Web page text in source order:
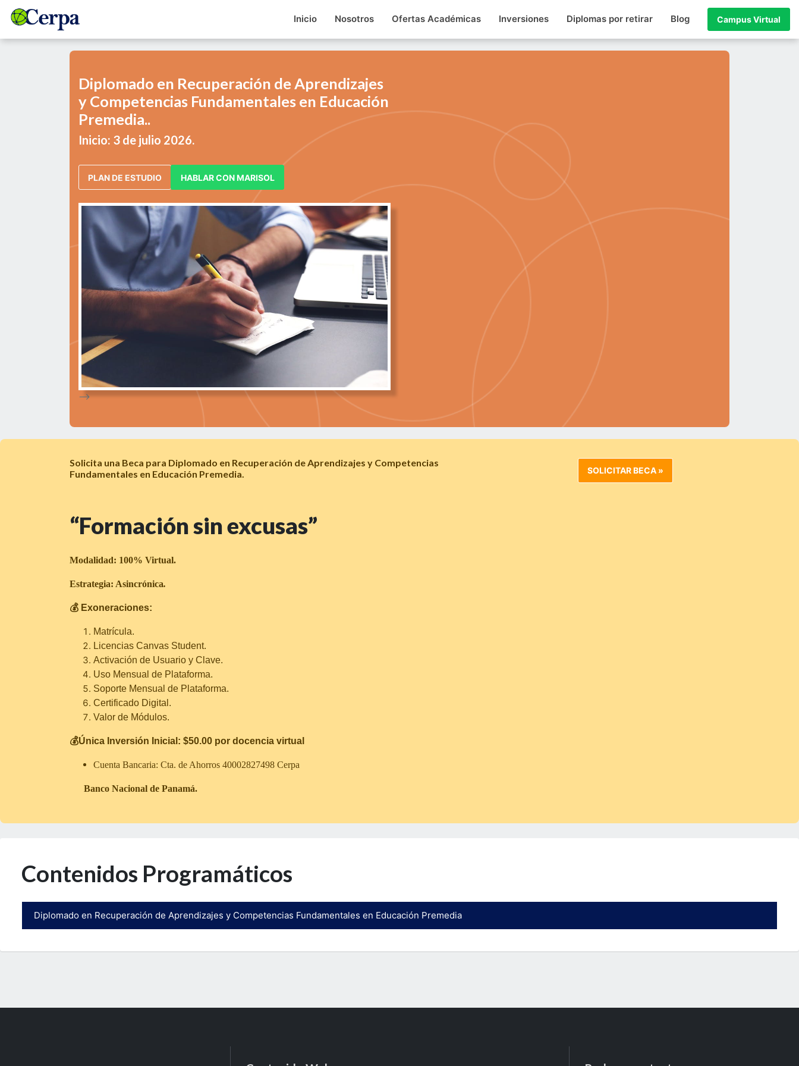
Inicio Nosotros Ofertas Académicas Inversiones Diplomas por retirar Blog Campus Virtual
Diplomado en Recuperación de Aprendizajes
y Competencias Fundamentales en Educación
Premedia..
Inicio: 3 de julio 2026.
PLAN DE ESTUDIO HABLAR CON MARISOL
-->
Solicita una Beca para Diplomado en Recuperación de Aprendizajes y Competencias
Fundamentales en Educación Premedia.
“Formación sin excusas”
Modalidad: 100% Virtual.
Estrategia: Asincrónica.
💰 Exoneraciones:
Matrícula.
Licencias Canvas Student.
Activación de Usuario y Clave.
Uso Mensual de Plataforma.
Soporte Mensual de Plataforma.
Certificado Digital.
Valor de Módulos.
💰Única Inversión Inicial: $50.00 por docencia virtual
Cuenta Bancaria: Cta. de Ahorros 40002827498 Cerpa
Banco Nacional de Panamá.
SOLICITAR BECA »
Contenidos Programáticos
Diplomado en Recuperación de Aprendizajes y Competencias Fundamentales en Educación Premedia